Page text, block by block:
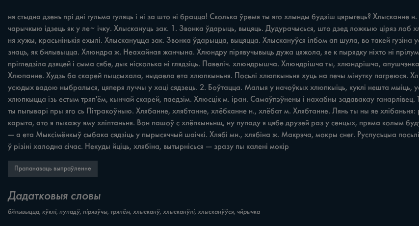
ня стыдна дзенъ npi дні гульма гуляць i ні за што ні брацца! Сколька ўремя ты яго хлынды будзіш цярыгець? Хлысканне
чарычкыю ідзець як у ле~ ічку. Хлыскануць зак. 1. Звонка ўдарыць, выцяць. Дудурачысься, што дзед ложкыю ціряз лоб
ня хужы, красьнінькія ехылі. Хлыскануцца зак. Звонка ўдарыцца, выцяцца. Хлыскануўся ілбом ап шула, во такей
знацъ, як билывыцца. Хлюндра ж. Неахайная жанчына. Хлюндру пірявучывыць дужа цяжола, яе к пырядку ніхто ні
прігледзіла дзяцей i сыма сябе, дык нісколька ні глядзіць. Павеліч. хлюндрышча. Хлюндрішча ты, хлюндрішча,
Хлюпанне. Худзь ба скарей пыцсыхала, ныдаела ета хлюпкыньня. Посьлі хлюпкыньня хуць на печы мінутку пагреюся.
усюдых вадою ныбралыся, цяперя луччы у хаці сядзець. 2. Боўтацца. Малыя у начоўкых хлюпкыіць, куклі нешта
хлюпкыцца ізь естым тряп'ём, кынчай скарей, паедзім. Хлюсцік м. іран. Самаўпэўнены i нахабны задавакау ганарлівец.
ты пыгыварі пры яго сь Пітракоўныю. Хлябанне, хлябтанне, хлёбканне н., хлёбат м. Хлябтанне. Лянь ты ны яе
карыта, ато я пыкажу яму хліптаньня. Вон пашоў с хлёпкыньнщ, ну пупаду я цябе друзей раз у сенцых, пряма колым
— а ета Мыксімёнкыў сыбака сядзіць у пырысяччый шаічкі. Хлябі мн., хлябіна ж. Макрэча, мокры снег. Руспусъцыа посьлі
ў різіні халодна січас. Некуды йціць, хлябіна, вытырнісься — зразу пы калені мокір
Прапанаваць выпраўленне
Дадатковыя словы
бйлывыцца, кўклі, пупадў, пірявўчы, тряпём, хлысканў, хлысканўлі, хлысканўўся, чйрычка